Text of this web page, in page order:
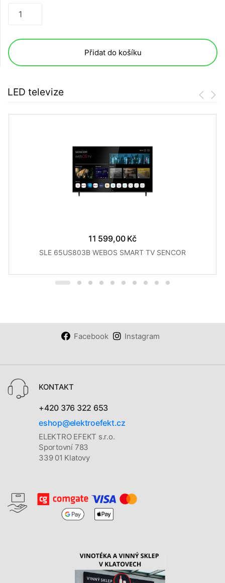
Přidat do košíku
LED televize
11 599,00 Kč
SLE 65US803B WEBOS SMART TV SENCOR
Facebook Instagram
KONTAKT
+420 376 322 653
eshop@elektroefekt.cz
ELEKTRO EFEKT s.r.o.
Sportovní 783
339 01 Klatovy